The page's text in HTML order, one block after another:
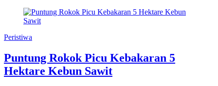
Peristiwa
Puntung Rokok Picu Kebakaran 5
Hektare Kebun Sawit